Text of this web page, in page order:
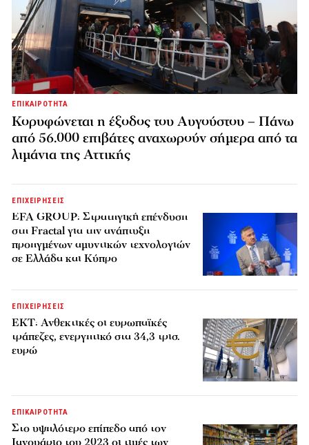
ΕΠΙΚΑΙΡΟΤΗΤΑ
Κορυφώνεται η έξοδος του Αυγούστου – Πάνω
από 56.000 επιβάτες αναχωρούν σήμερα από τα
λιμάνια της Αττικής
ΕΠΙΧΕΙΡΗΣΕΙΣ
EFA GROUP: Στρατηγική επένδυση
στη Fractal για την ανάπτυξη
προηγμένων αμυντικών τεχνολογιών
σε Ελλάδα και Κύπρο
ΕΠΙΧΕΙΡΗΣΕΙΣ
ΕΚΤ: Ανθεκτικές οι ευρωπαϊκές
τράπεζες, ενεργητικό στα 34,3 τρισ.
ευρώ
ΕΠΙΚΑΙΡΟΤΗΤΑ
Στο υψηλότερο επίπεδο από τον